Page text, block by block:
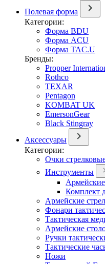
Полевая форма
Категории:
Форма BDU
Форма ACU
Форма TAC.U
Бренды:
Propper
Rothco
TEXAR
Pentagon
KOMBAT UK
EmersonGear
Black Stingray
Аксессуары
Категории:
Очки
Инструменты
Комплект
Армейские
Фонари
Тактическая
Армейские
Ручки
Тактические
Ножи